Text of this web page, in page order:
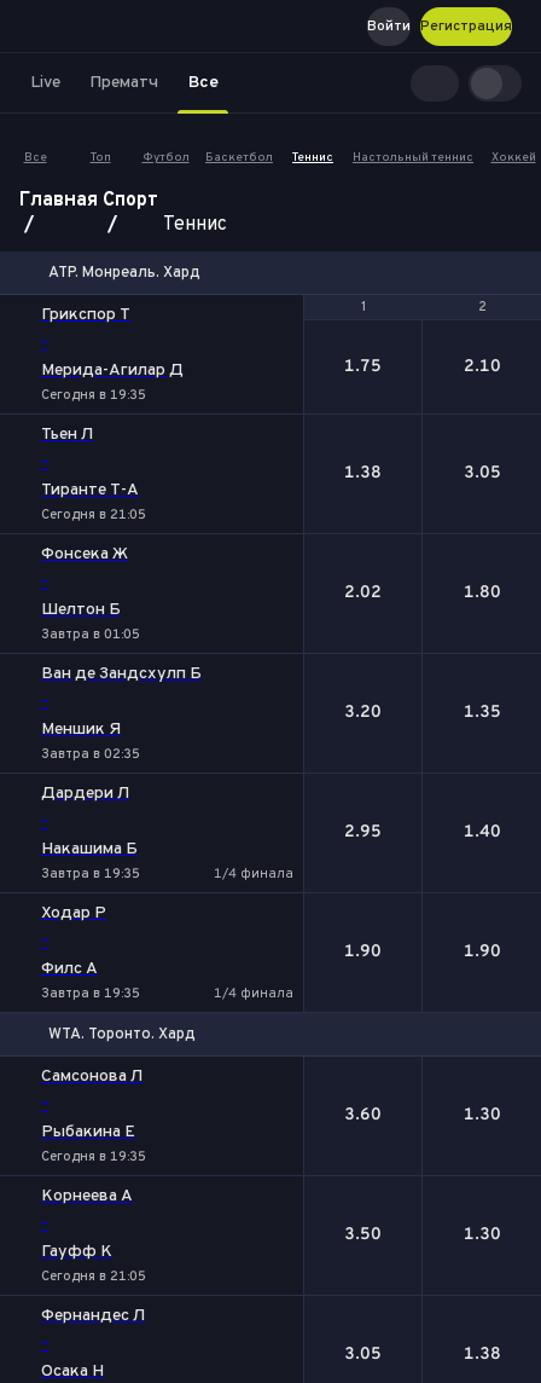
Регистрация
Войти
Live Прематч Все
Все Топ Футбол Баскетбол Теннис Настольный теннис Хоккей
Главная Спорт
Теннис
ATP. Монреаль. Хард
1 2
Грикспор Т
-
Мерида-Агилар Д
Сегодня в 19:35
1 2
1.75 2.10
Тьен Л
-
Тиранте Т-А
Сегодня в 21:05
1.38 3.05
Фонсека Ж
-
Шелтон Б
Завтра в 01:05
2.02 1.80
Ван де Зандсхулп Б
-
Меншик Я
Завтра в 02:35
3.20 1.35
Дардери Л
-
Накашима Б
Завтра в 19:35 1/4 финала
2.95 1.40
Ходар Р
-
Филс А
Завтра в 19:35 1/4 финала
1.90 1.90
WTA. Торонто. Хард
Самсонова Л
-
Рыбакина Е
Сегодня в 19:35
3.60 1.30
Корнеева А
-
Гауфф К
Сегодня в 21:05
3.50 1.30
Фернандес Л
-
Осака Н
3.05 1.38